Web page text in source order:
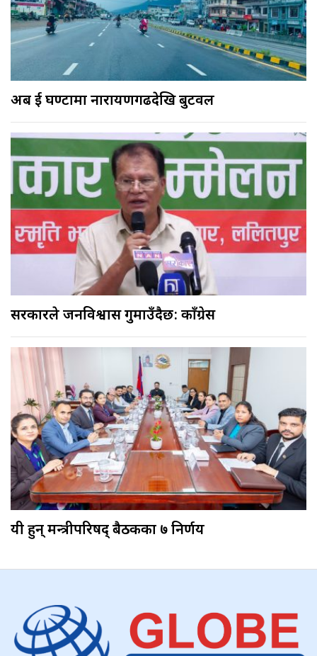
अब दुई घण्टामा नारायणगढदेखि बुटवल
सरकारले जनविश्वास गुमाउँदैछ: काँग्रेस
यी हुन् मन्त्रीपरिषद् बैठकका ७ निर्णय